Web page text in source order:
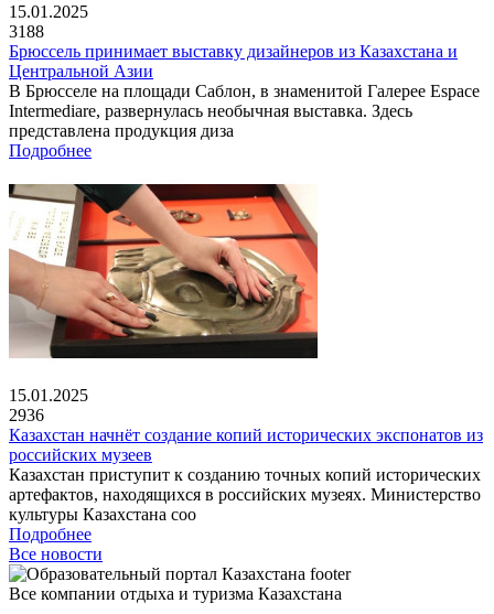
15.01.2025
3188
Брюссель принимает выставку дизайнеров из Казахстана и
Центральной Азии
В Брюсселе на площади Саблон, в знаменитой Галерее Espace
Intermediare, развернулась необычная выставка. Здесь
представлена продукция диза
Подробнее
15.01.2025
2936
Казахстан начнёт создание копий исторических экспонатов из
российских музеев
Казахстан приступит к созданию точных копий исторических
артефактов, находящихся в российских музеях. Министерство
культуры Казахстана соо
Подробнее
Все новости
Все компании отдыха и туризма Казахстана